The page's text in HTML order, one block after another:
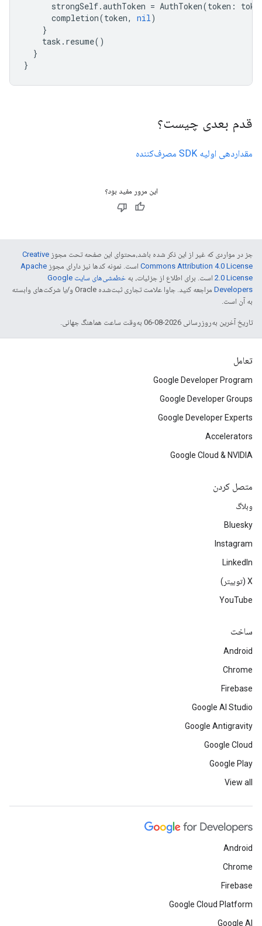
strongSelf.authToken = AuthToken(token :
completion(token, nil)
}
task . resume()
}
}
قدم بعدی چیست؟
مقداردهی اولیه SDK مصرف‌کننده
این مرور مفید بود؟
جز در مواردی که غیر از این ذکر شده باشد،‌محتوای این صفحه تحت مجوز Creative
Commons Attribution 4.0 License است. نمونه کدها نیز دارای مجوز Apache
2.0 License است. برای اطلاع از جزئیات، به
خطمشی‌های سایت Google
Developers‏
مراجعه کنید. جاوا علامت تجاری ثبت‌شده Oracle و/یا شرکت‌های وابسته
به آن است.
تاریخ آخرین به‌روزرسانی 2026-08-06 به‌وقت ساعت هماهنگ جهانی.
تعامل
Google Developer Program
Google Developer Groups
Google Developer Experts
Accelerators
Google Cloud & NVIDIA
متصل کردن
وبلاگ
Bluesky
Instagram
LinkedIn
‫X (توییتر)
YouTube
ساخت
Android
Chrome
Firebase
Google AI Studio
Google Antigravity
Google Cloud
Google Play
View all
Android
Chrome
Firebase
Google Cloud Platform
Google AI